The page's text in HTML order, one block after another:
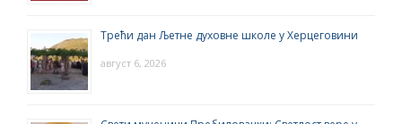
Трећи дан Љетне духовне школе у Херцеговини
август 6, 2026